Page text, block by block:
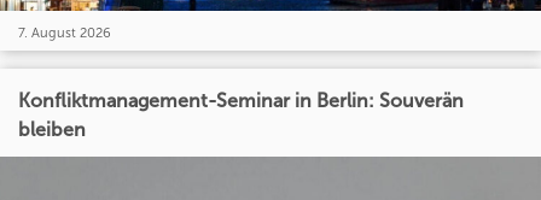
7. August 2026
Konfliktmanagement-Seminar in Berlin: Souverän
bleiben